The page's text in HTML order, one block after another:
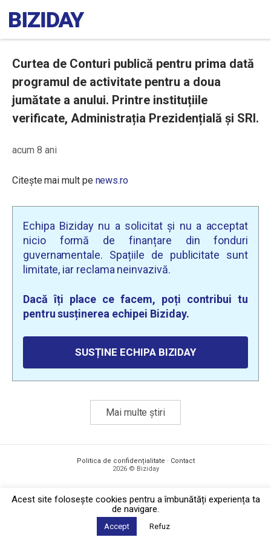
Curtea de Conturi publică pentru prima dată
programul de activitate pentru a doua
jumătate a anului. Printre instituțiile
verificate, Administrația Prezidențială și SRI.
acum 8 ani
Citește mai mult pe news.ro
Echipa Biziday nu a solicitat și nu a acceptat
nicio formă de finanțare din fonduri
guvernamentale. Spațiile de publicitate sunt
limitate, iar reclama neinvazivă.
Dacă îți place ce facem, poți contribui tu
pentru susținerea echipei Biziday.
SUSȚINE ECHIPA BIZIDAY
Mai multe știri
Politica de confidențialitate · Contact
2026 © Biziday
Acest site foloseşte cookies pentru a îmbunătăți experiența ta
de navigare.
Accept Refuz